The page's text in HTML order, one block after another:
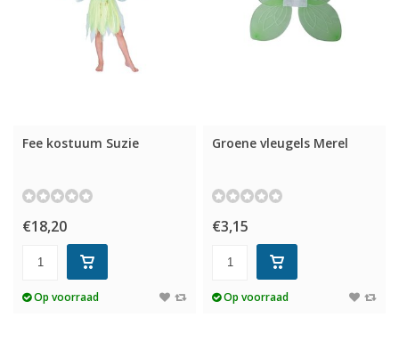
Fee kostuum Suzie
€18,20
Op voorraad
Groene vleugels Merel
€3,15
Op voorraad